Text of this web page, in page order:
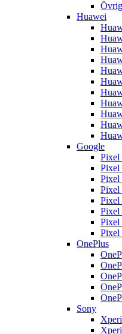
Huawei
Google
Pixel
Pixel
Pixel
Pixel
Pixel
Pixel
Pixel
Pixel
OnePlus
Sony